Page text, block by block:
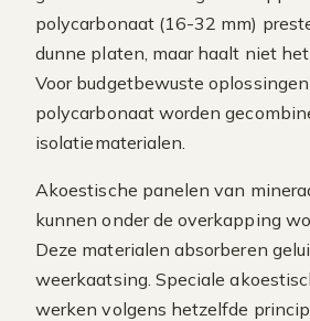
polycarbonaat (16-32 mm)
dunne platen, maar haalt niet
Voor budgetbewuste
polycarbonaat worden
isolatiematerialen.
Akoestische panelen van
kunnen onder de overkapping
Deze materialen absorberen
weerkaatsing. Speciale
werken volgens hetzelfde